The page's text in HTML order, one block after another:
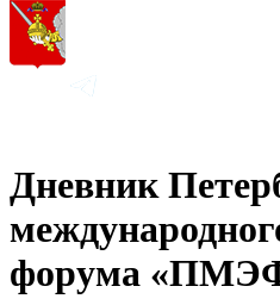
Дневник
форума